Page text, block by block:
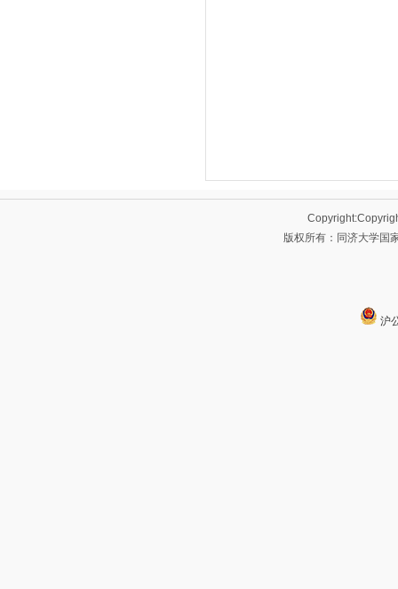
版权所有：同济大学国
沪